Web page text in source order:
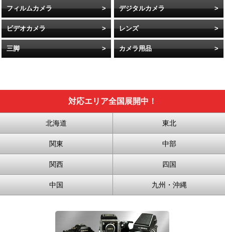
フィルムカメラ デジタルカメラ
ビデオカメラ レンズ
三脚 カメラ用品
対応エリア全国展開中！
北海道 東北
関東 中部
関西 四国
中国 九州・沖縄